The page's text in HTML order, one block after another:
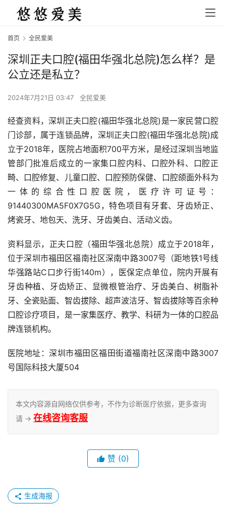
首页 全民爱美
深圳正夫口腔(福田华强北总院)怎么样？是
公立还是私立？
2024年7月21日 03:47 全民爱美
经查资料，深圳正夫口腔(福田华强北总院)是一家民营口腔
门诊部，属于连锁品牌，深圳正夫口腔(福田华强北总院)成
立于2018年，医院占地面积700平方米，是经过深圳当地监
管部门批准后成立的一家集口腔内科、口腔外科、口腔正
畸、口腔修复、儿童口腔、口腔预防保健、口腔颌面外科为
一体的综合性口腔医院，医疗许可证号：
91440300MA5F0X7G5G，特色项目有牙套、牙齿矫正、
烤瓷牙、地包天、洗牙、牙齿美白、活动义齿。
资料显示，正夫口腔（福田华强北总院）成立于2018年，
位于深圳市福田区福南社区深南中路3007号（距地铁1号线
华强路站C口步行街140m），医保定点单位，院内开展有
牙齿种植、牙齿矫正、显微根管治疗、牙齿美白、树脂补
牙、全瓷贴面、智齿拔除、超声波洁牙、智齿拔除等百余种
口腔诊疗项目，是一家集医疗、教学、科研为一体的口腔品
牌连锁机构。
医院地址：深圳市福田区福田街道福南社区深南中路3007
号国际科技大厦504
本文内容源自网络仅供参考，不作为诊断医疗依据，更多查询
请 → 在线咨询客服
赞 (0)
生成海报